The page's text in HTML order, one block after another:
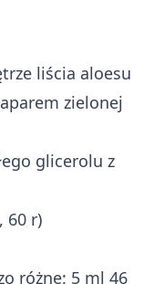
liścia aloesu
zielonej
glicerolu z
60 r)
różne: 5 ml 46